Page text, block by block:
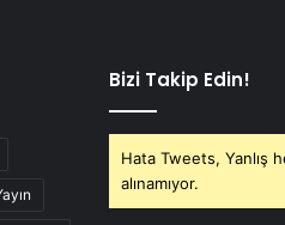
Bizi Takip Edin!
Hata Tweets, Yanlış
alınamıyor.